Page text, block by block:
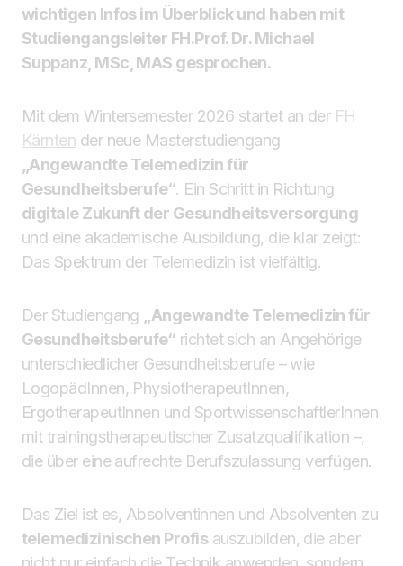
wichtigen Infos im Überblick und haben mit
Studiengangsleiter FH.Prof. Dr. Michael
Suppanz, MSc, MAS gesprochen.
Mit dem Wintersemester 2026 startet an der FH
Kärnten der neue Masterstudiengang
„Angewandte Telemedizin für
Gesundheitsberufe“. Ein Schritt in Richtung
digitale Zukunft der Gesundheitsversorgung
und eine akademische Ausbildung, die klar zeigt:
Das Spektrum der Telemedizin ist vielfältig.
Der Studiengang
„Angewandte Telemedizin für
Gesundheitsberufe“ richtet sich an Angehörige
unterschiedlicher Gesundheitsberufe – wie
LogopädInnen, PhysiotherapeutInnen,
ErgotherapeutInnen und SportwissenschaftlerInnen
mit trainingstherapeutischer Zusatzqualifikation –,
die über eine aufrechte Berufszulassung verfügen.
Das Ziel ist es, Absolventinnen und Absolventen zu
telemedizinischen Profisauszubilden, die aber